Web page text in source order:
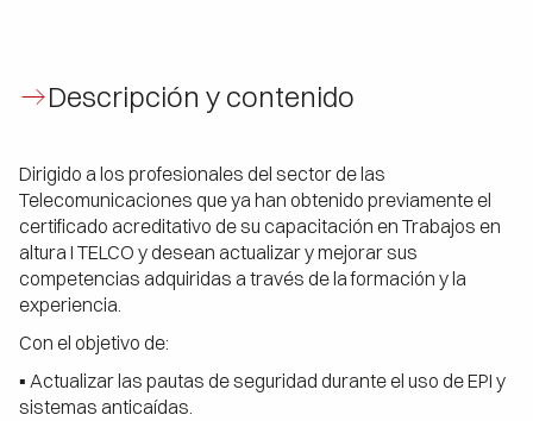
Descripción y contenido
Dirigido a los profesionales del sector de las
Telecomunicaciones que ya han obtenido previamente el
certificado acreditativo de su capacitación en Trabajos en
altura I TELCO y desean actualizar y mejorar sus
competencias adquiridas a través de la formación y la
experiencia.
Con el objetivo de:
▪ Actualizar las pautas de seguridad durante el uso de EPI y
sistemas anticaídas.